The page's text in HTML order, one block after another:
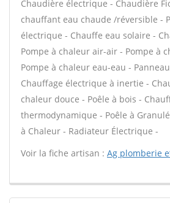
Chaudière électrique - Chaudière
chauffant eau chaude /réversible -
électrique - Chauffe eau solaire -
Pompe à chaleur air-air - Pompe à
Pompe à chaleur eau-eau -
Chauffage électrique à inertie -
chaleur douce - Poêle à bois -
thermodynamique - Poêle à
à Chaleur - Radiateur Électrique -
Voir la fiche artisan : Ag plomberie